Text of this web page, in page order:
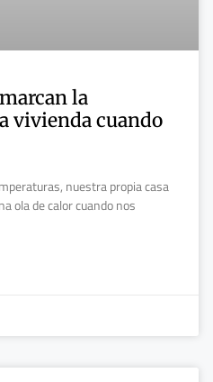
la
vivienda cuando
nuestra propia casa
ola de calor cuando nos